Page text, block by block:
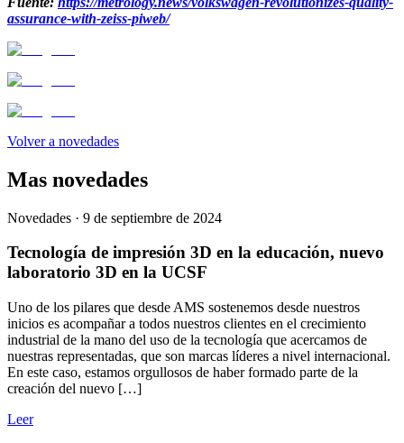
assurance-with-zeiss-piweb/
Volver a novedades
Mas novedades
Novedades · 9 de septiembre de 2024
Tecnología de impresión 3D en la educación, nuevo
laboratorio 3D en la UCSF
Uno de los pilares que desde AMS sostenemos desde nuestros
inicios es acompañar a todos nuestros clientes en el crecimiento
industrial de la mano del uso de la tecnología que acercamos de
nuestras representadas, que son marcas líderes a nivel internacional.
En este caso, estamos orgullosos de haber formado parte de la
creación del nuevo […]
Leer